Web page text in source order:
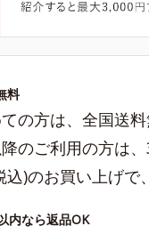
料
の方は、全国送
のご利用の方は
込)のお買い上げで
内なら返品OK